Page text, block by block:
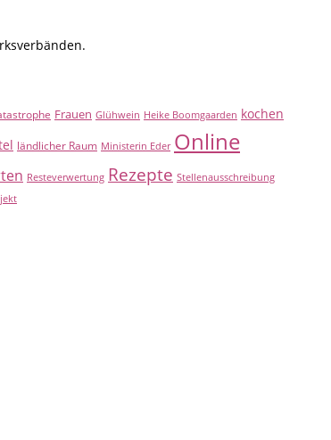
Frauen Glühwein Heike Boomgaarden kochen
ländlicher Raum Ministerin Eder Online
Resteverwertung Rezepte Stellenausschreibung